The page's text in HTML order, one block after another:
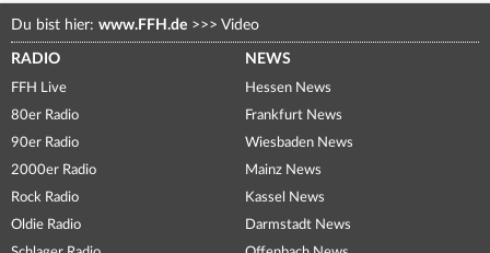
Du bist hier: www.FFH.de >>> Video
RADIO
FFH Live
80er Radio
90er Radio
2000er Radio
Rock Radio
Oldie Radio
NEWS
Hessen News
Frankfurt News
Wiesbaden News
Mainz News
Kassel News
Darmstadt News